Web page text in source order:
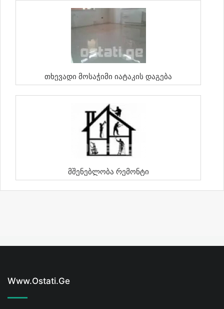
Თხევადი Მოსაჭიმი Იატაკის Დაგება
Მშენებლობა Რემონტი
Www.ostati.ge